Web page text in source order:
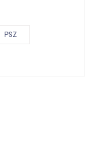
PSZ